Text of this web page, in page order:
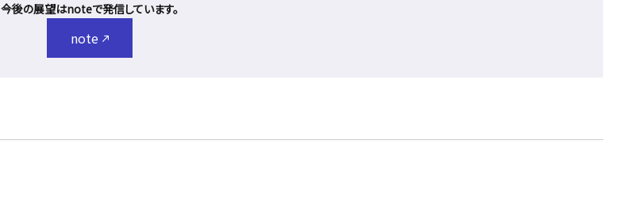
今後の展望はnoteで発信しています。
note